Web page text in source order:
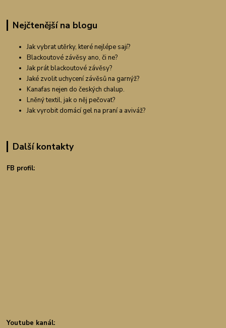
Nejčtenější na blogu
Jak vybrat utěrky, které nejlépe sají?
Blackoutové závěsy ano, či ne?
Jak prát blackoutové závěsy?
Jaké zvolit uchycení závěsů na garnýž?
Kanafas nejen do českých chalup.
Lněný textil, jak o něj pečovat?
Jak vyrobit domácí gel na praní a aviváž?
Další kontakty
FB profil:
Youtube kanál: